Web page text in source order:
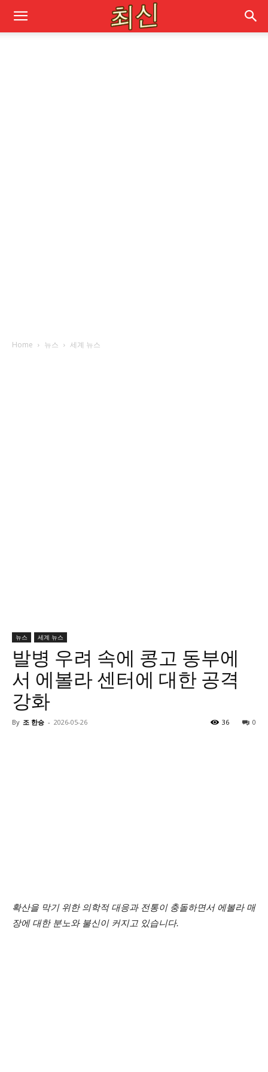
Home 뉴스 세계 뉴스
뉴스 세계 뉴스
발병 우려 속에 콩고 동부에
서 에볼라 센터에 대한 공격
강화
By 조 한승 - 2026-05-26 0
36
확산을 막기 위한 의학적 대응과 전통이 충돌하면서 에볼라 매
장에 대한 분노와 불신이 커지고 있습니다.